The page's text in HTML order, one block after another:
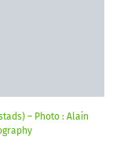
– Photo : Alain